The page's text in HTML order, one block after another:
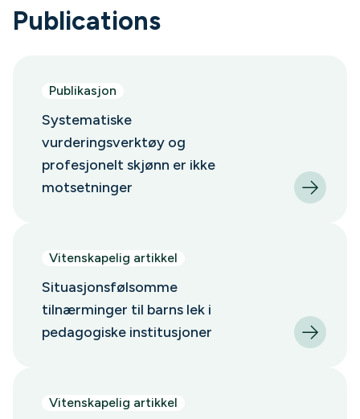
Publications
Publikasjon
Systematiske
vurderingsverktøy og
profesjonelt skjønn er ikke
motsetninger
Vitenskapelig artikkel
Situasjonsfølsomme
tilnærminger til barns lek i
pedagogiske institusjoner
Vitenskapelig artikkel